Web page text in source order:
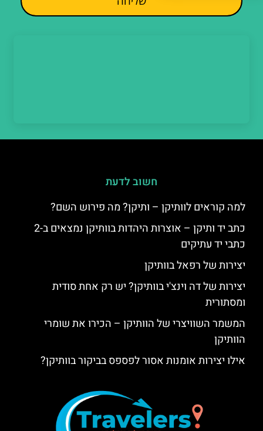
חשוב לדעת
למה קוראים לוותיקן – ותיקן? מה פירוש השם?
כתב יד ותיקן – אוצרות היהדות בוותיקן נמצאים ב-2
כתבי יד עתיקים
יצירות של רפאל בוותיקן
יצירות של דה וינצ'י בוותיקן? יש רק אחת סודית
ומסתורית
המשמר השוויצרי של הוותיקן – הכירו את שומרי
הוותיקן
אילו יצירות אומנות אסור לפספס בביקור בוותיקן?